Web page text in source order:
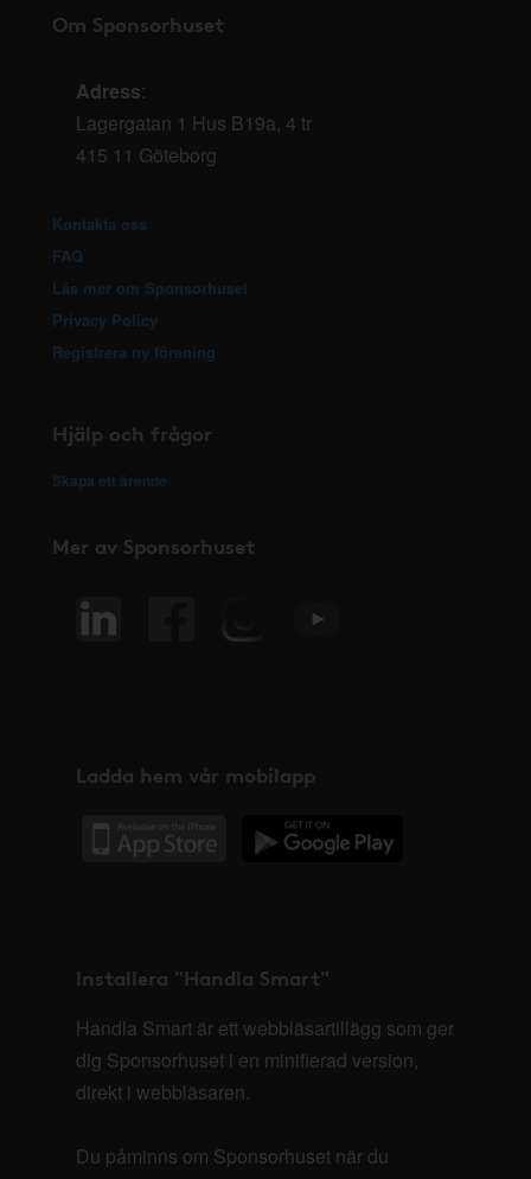
Om Sponsorhuset
Adress:
Lagergatan 1 Hus B19a, 4 tr
415 11 Göteborg
Kontakta oss
FAQ
Läs mer om Sponsorhuset
Privacy Policy
Registrera ny förening
Hjälp och frågor
Skapa ett ärende
Mer av Sponsorhuset
Ladda hem vår mobilapp
Installera "Handla Smart"
Handla Smart är ett webbläsartillägg som ger
dig Sponsorhuset i en minifierad version,
direkt i webbläsaren.
Du påminns om Sponsorhuset när du